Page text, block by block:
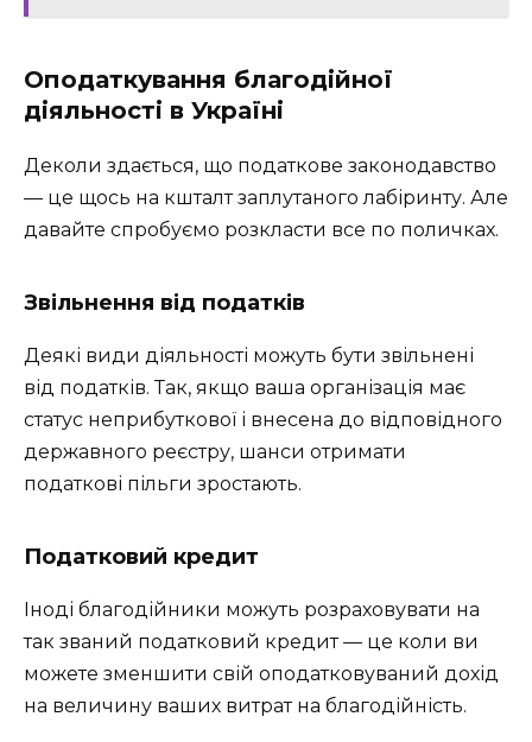
Оподаткування благодійної
діяльності в Україні
Деколи здається, що податкове законодавство
— це щось на кшталт заплутаного лабіринту. Але
давайте спробуємо розкласти все по поличках.
Звільнення від податків
Деякі види діяльності можуть бути звільнені
від податків. Так, якщо ваша організація має
статус неприбуткової і внесена до відповідного
державного реєстру, шанси отримати
податкові пільги зростають.
Податковий кредит
Іноді благодійники можуть розраховувати на
так званий податковий кредит — це коли ви
можете зменшити свій оподатковуваний дохід
на величину ваших витрат на благодійність.